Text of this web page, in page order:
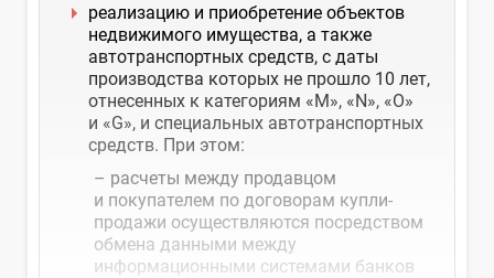
реализацию и приобретение объектов
недвижимого имущества, а также
автотранспортных средств, с даты
производства которых не прошло 10 лет,
отнесенных к категориям «M», «N», «O»
и «G», и специальных автотранспортных
средств. При этом:
– расчеты между продавцом
и покупателем по договорам купли-
продажи осуществляются посредством
обмена данными между
информационными системами банков